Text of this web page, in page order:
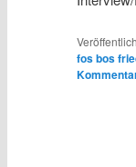
fos bos